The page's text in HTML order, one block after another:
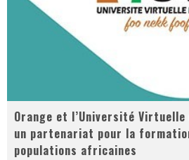
Orange et l’Université
un partenariat pour la
populations africaines